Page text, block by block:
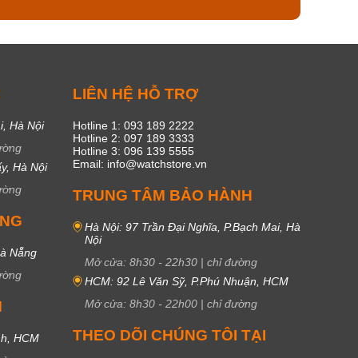
Hà Nội
Hà Nội
Nẵng
HCM
LIÊN HỆ HỖ TRỢ
Hotline 1: 093 189 2222
Hotline 2: 097 189 3333
Hotline 3: 096 139 5555
Email: info@watchstore.vn
TRUNG TÂM BẢO HÀNH
Hà Nội: 97 Trần Đại Nghĩa, P.Bạch Mai, Hà
Nội
Mở cửa: 8h30 - 22h30 | chỉ đường
HCM: 92 Lê Văn Sỹ, P.Phú Nhuận, HCM
Mở cửa: 8h30 - 22h00 | chỉ đường
THEO DÕI CHÚNG TÔI TẠI